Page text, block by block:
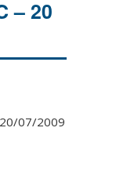
– 20
20/07/2009